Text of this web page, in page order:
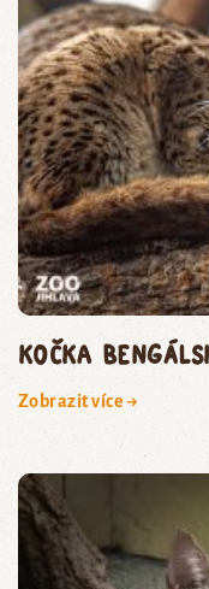
kočka
Zobrazit více →